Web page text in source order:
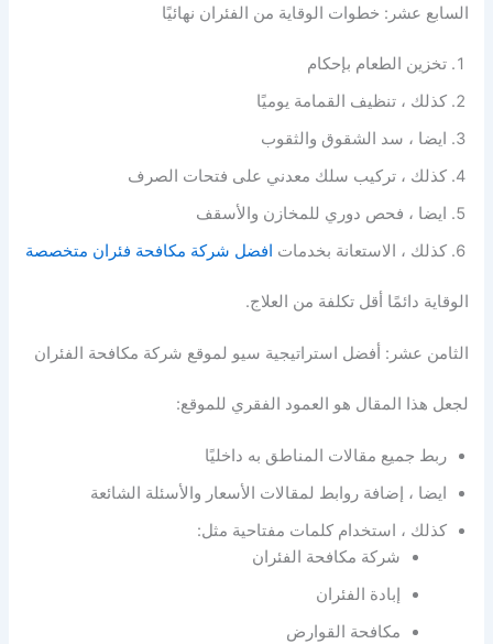
السابع عشر: خطوات الوقاية من الفئران نهائيًا
تخزين الطعام بإحكام
كذلك ، تنظيف القمامة يوميًا
ايضا ، سد الشقوق والثقوب
كذلك ، تركيب سلك معدني على فتحات الصرف
ايضا ، فحص دوري للمخازن والأسقف
كذلك ، الاستعانة بخدمات افضل شركة مكافحة فئران متخصصة
الوقاية دائمًا أقل تكلفة من العلاج.
الثامن عشر: أفضل استراتيجية سيو لموقع شركة مكافحة الفئران
لجعل هذا المقال هو العمود الفقري للموقع:
ربط جميع مقالات المناطق به داخليًا
ايضا ، إضافة روابط لمقالات الأسعار والأسئلة الشائعة
كذلك ، استخدام كلمات مفتاحية مثل:
شركة مكافحة الفئران
إبادة الفئران
مكافحة القوارض